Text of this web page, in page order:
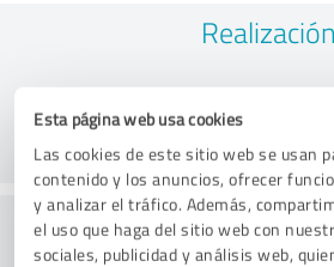
Esta página web usa cookies
Las cookies de este sitio web se usan
contenido y los anuncios, ofrecer
y analizar el tráfico. Además,
el uso que haga del sitio web con
sociales, publicidad y análisis web,
Realización